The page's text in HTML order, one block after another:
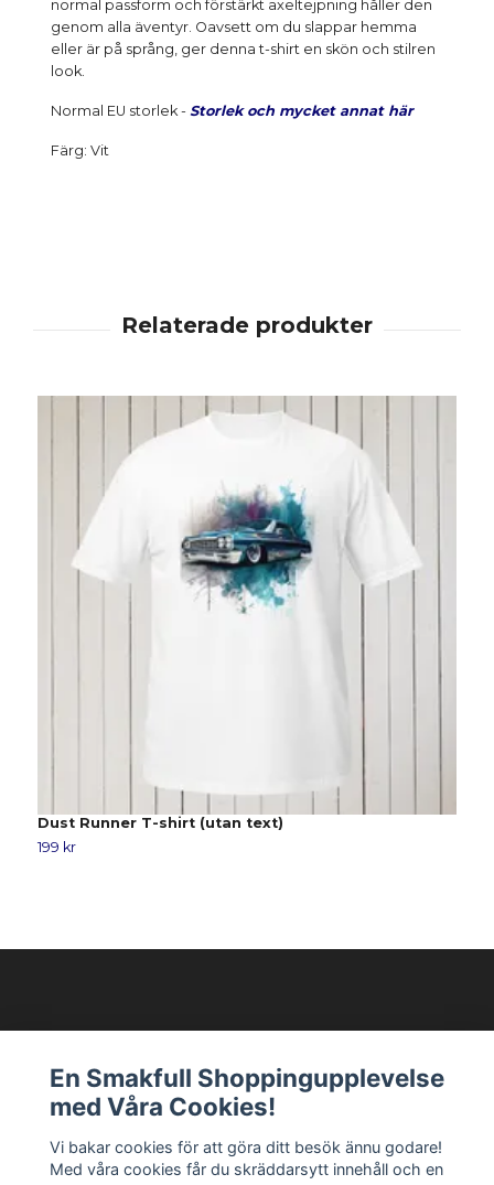
normal passform och förstärkt axeltejpning håller den
genom alla äventyr. Oavsett om du slappar hemma
eller är på språng, ger denna t-shirt en skön och stilren
look.
Normal EU storlek - Storlek och mycket annat här
Färg: Vit
Dust Runner T-shirt (utan text)
199 kr
Läs mer
Sociala medier
En Smakfull Shoppingupplevelse
med Våra Cookies!
Vi bakar cookies för att göra ditt besök ännu godare!
Med våra cookies får du skräddarsytt innehåll och en